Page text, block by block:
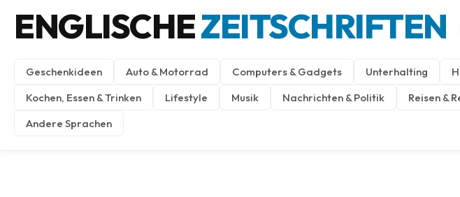
ENGLISCHEZEITSCHRIFTEN
Geschenkideen Auto & Motorrad Computers & Gadgets Unterhalting
Kochen, Essen & Trinken
Lifestyle Musik Nachrichten & Politik Reisen &
Andere Sprachen